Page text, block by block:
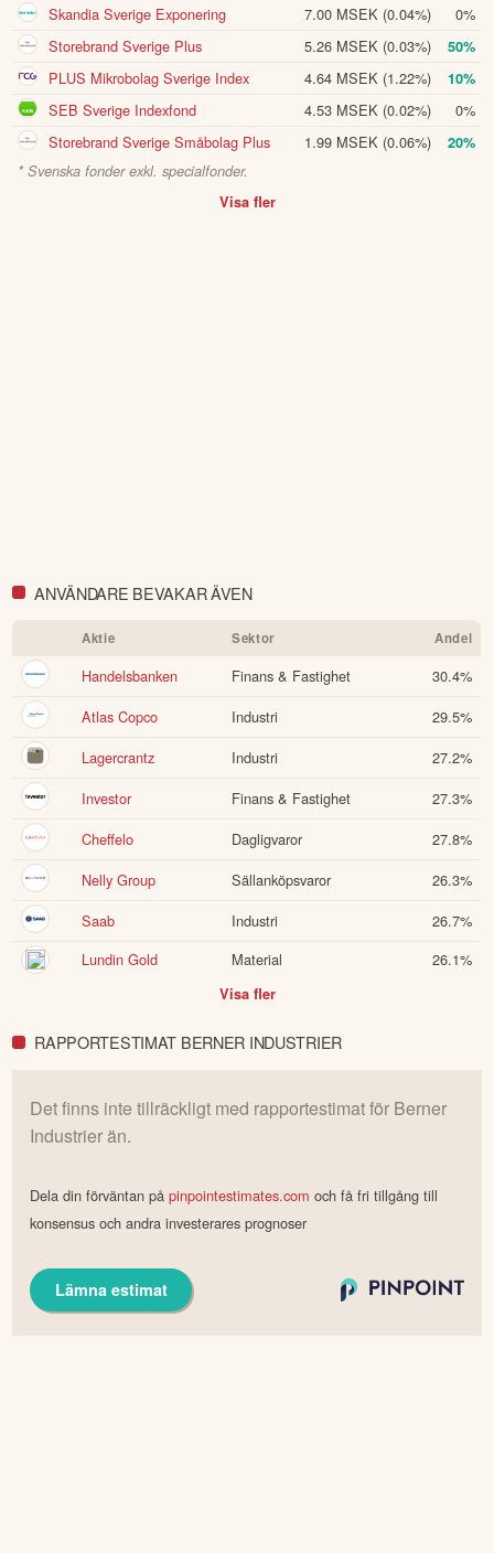
Skandia Sverige Exponering 7.00 MSEK (0.04%)
0%
Storebrand Sverige Plus
5.26 MSEK (0.03%) 50%
PLUS Mikrobolag Sverige Index 4.64 MSEK (1.22%) 10%
SEB Sverige Indexfond 4.53 MSEK (0.02%)
0%
Storebrand Sverige Småbolag Plus
1.99 MSEK (0.06%)
20%
* Svenska fonder exkl. specialfonder.
Visa fler
ANVÄNDARE BEVAKAR ÄVEN
Aktie Sektor Andel
Handelsbanken Finans & Fastighet 30.4%
Atlas Copco
Industri 29.5%
Lagercrantz
Industri 27.2%
Investor
Finans & Fastighet 27.3%
Cheffelo
Dagligvaror 27.8%
Nelly Group
Sällanköpsvaror 26.3%
Saab
Industri 26.7%
Lundin Gold
Material 26.1%
Visa fler
RAPPORTESTIMAT BERNER INDUSTRIER
Det finns inte tillräckligt med rapportestimat för Berner
Industrierän.
Dela din förväntan påpinpointestimates.com och få fri tillgång till
konsensus och andra investerares prognoser
Lämna estimat